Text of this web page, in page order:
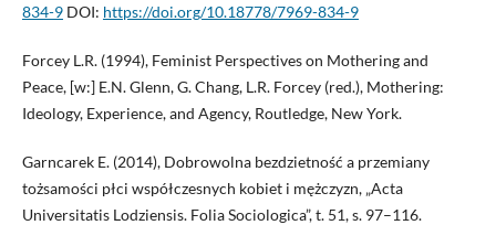
834-9DOI: https://doi.org/10.18778/7969-834-9
Forcey L.R. (1994), Feminist Perspectives on Mothering and
Peace, [w:] E.N. Glenn, G. Chang, L.R. Forcey (red.), Mothering:
Ideology, Experience, and Agency, Routledge, New York.
Garncarek E. (2014), Dobrowolna bezdzietność a przemiany
tożsamości płci współczesnych kobiet i mężczyzn, „Acta
Universitatis Lodziensis. Folia Sociologica”, t. 51, s. 97–116.